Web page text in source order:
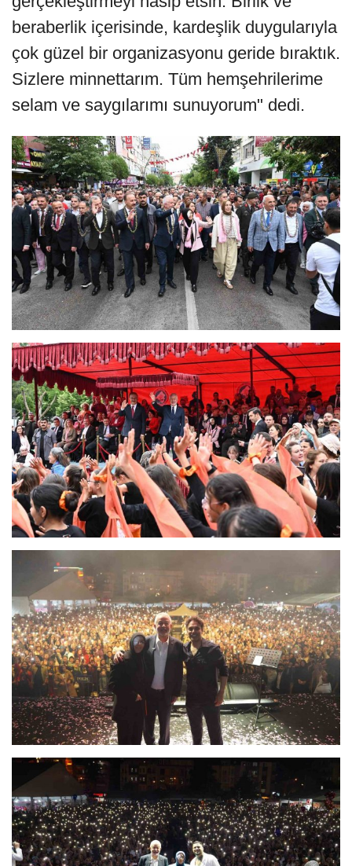
beraberlik içerisinde, kardeşlik duygularıyla
çok güzel bir organizasyonu geride bıraktık.
Sizlere minnettarım. Tüm hemşehrilerime
selam ve saygılarımı sunuyorum" dedi.